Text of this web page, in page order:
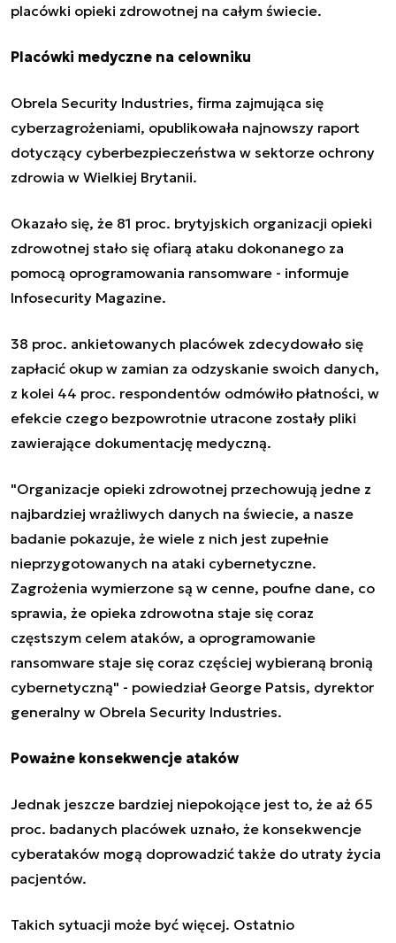
placówki opieki zdrowotnej na całym świecie.
Placówki medyczne na celowniku
Obrela Security Industries, firma zajmująca się
cyberzagrożeniami, opublikowała najnowszy raport
dotyczący cyberbezpieczeństwa w sektorze ochrony
zdrowia w Wielkiej Brytanii.
Okazało się, że 81 proc. brytyjskich organizacji opieki
zdrowotnej stało się ofiarą ataku dokonanego za
pomocą oprogramowania ransomware - informuje
Infosecurity Magazine.
38 proc. ankietowanych placówek zdecydowało się
zapłacić okup w zamian za odzyskanie swoich danych,
z kolei 44 proc. respondentów odmówiło płatności, w
efekcie czego bezpowrotnie utracone zostały pliki
zawierające dokumentację medyczną.
"Organizacje opieki zdrowotnej przechowują jedne z
najbardziej wrażliwych danych na świecie, a nasze
badanie pokazuje, że wiele z nich jest zupełnie
nieprzygotowanych na ataki cybernetyczne.
Zagrożenia wymierzone są w cenne, poufne dane, co
sprawia, że opieka zdrowotna staje się coraz
częstszym celem ataków, a oprogramowanie
ransomware staje się coraz częściej wybieraną bronią
cybernetyczną" - powiedział George Patsis, dyrektor
generalny w Obrela Security Industries.
Poważne konsekwencje ataków
Jednak jeszcze bardziej niepokojące jest to, że aż 65
proc. badanych placówek uznało, że konsekwencje
cyberataków mogą doprowadzić także do utraty życia
pacjentów.
Takich sytuacji może być więcej. Ostatnio